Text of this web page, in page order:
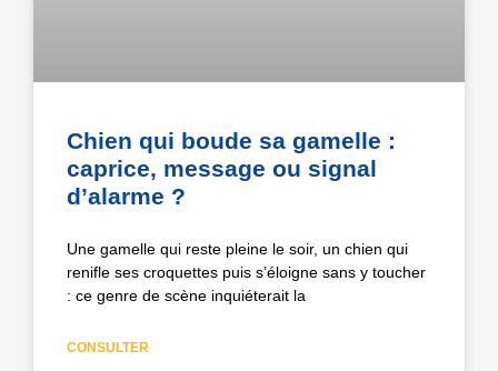
Chien qui boude sa gamelle :
caprice, message ou signal
d’alarme ?
Une gamelle qui reste pleine le soir, un chien qui
renifle ses croquettes puis s’éloigne sans y toucher
: ce genre de scène inquiéterait la
CONSULTER